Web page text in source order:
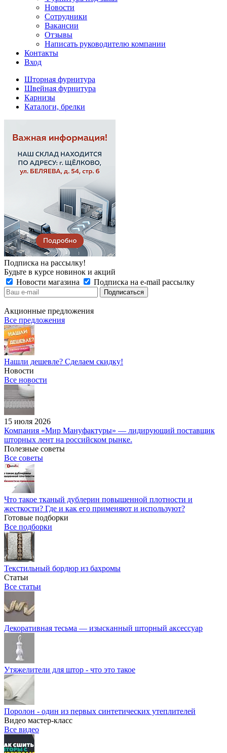
Новости
Сотрудники
Вакансии
Отзывы
Написать руководителю компании
Контакты
Вход
Шторная фурнитура
Швейная фурнитура
Карнизы
Каталоги, брелки
Подписка на рассылку!
Будьте в курсе новинок и акций
Новости магазина
Подписка на e-mail рассылку
Акционные предложения
Все предложения
Нашли дешевле? Сделаем скидку!
Новости
Все новости
15 июля 2026
Компания «Мир Мануфактуры» — лидирующий поставщик
шторных лент на российском рынке.
Полезные советы
Все советы
Что такое тканый дублерин повышенной плотности и
жесткости? Где и как его применяют и используют?
Готовые подборки
Все подборки
Текстильный бордюр из бахромы
Статьи
Все статьи
Декоративная тесьма — изысканный шторный аксессуар
Утяжелители для штор - что это такое
Поролон - один из первых синтетических утеплителей
Видео мастер-класс
Все видео